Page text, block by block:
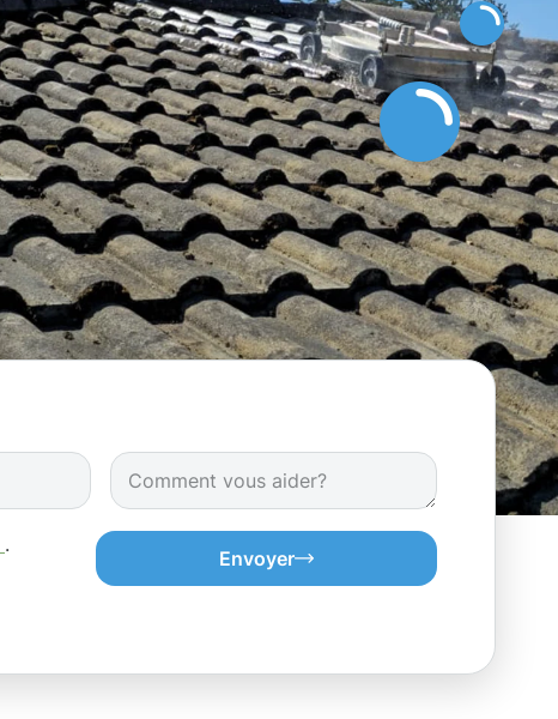
.
Envoyer